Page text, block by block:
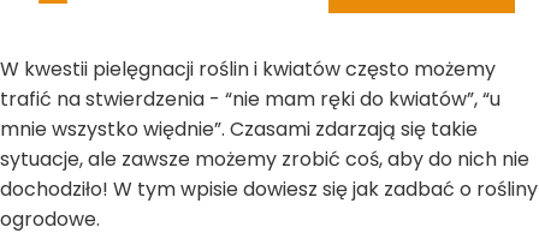
W kwestii pielęgnacji roślin i kwiatów często możemy
trafić na stwierdzenia - “nie mam ręki do kwiatów”, “u
mnie wszystko więdnie”. Czasami zdarzają się takie
sytuacje, ale zawsze możemy zrobić coś, aby do nich nie
dochodziło! W tym wpisie dowiesz się jak zadbać o rośliny
ogrodowe.